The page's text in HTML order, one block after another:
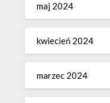
maj 2024
kwiecień 2024
marzec 2024